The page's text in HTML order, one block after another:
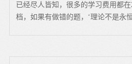
已经尽人皆知，很多的学习费用都
档，如果有做错的题，‘理论不是永